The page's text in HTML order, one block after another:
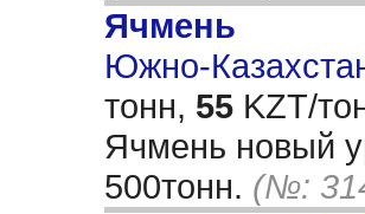
Ячмень
Южно-
тонн, 55 KZT/
Ячмень новый
500тонн. (№: